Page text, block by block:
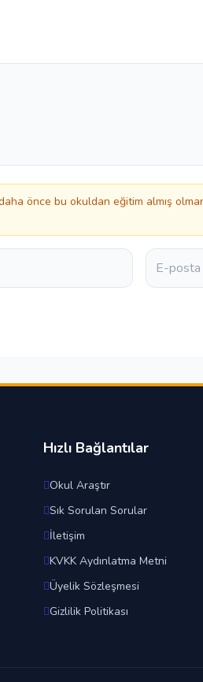
önce bu okuldan eğitim almış
Hızlı Bağlantılar
Okul Araştır
Sık Sorulan Sorular
İletişim
KVKK Aydınlatma Metni
Üyelik Sözleşmesi
Gizlilik Politikası